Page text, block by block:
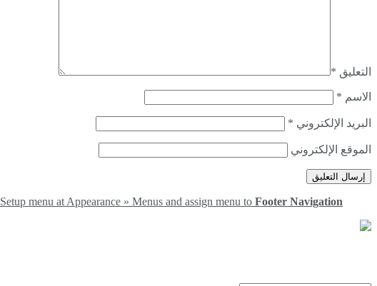
التعليق *
الاسم *
البريد الإلكتروني *
الموقع الإلكتروني
Setup menu at Appearance » Menus and assign menu to Footer Navigation